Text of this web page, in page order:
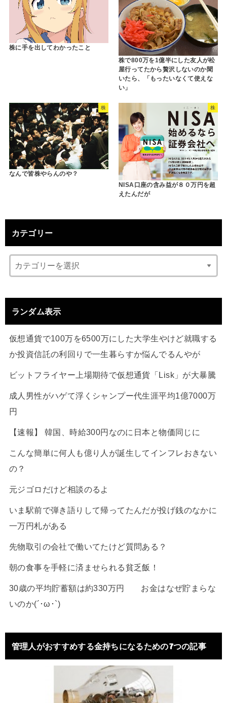
株に手を出してわかったこと
株で800万を1億半にした友人が松
屋行ってたから贅沢しないのか聞
いたら、「もったいなくて使えな
い」
株
なんで皆株やらんのや？
株
NISA口座の含み益が８０万円を超
えたんだが
カテゴリー
ランダム表示
仮想通貨で100万を6500万にした大学生やけど就職する
か投資信託の利回りで一生暮らすか悩んでるんやが
ビットフライヤー上場期待で仮想通貨「Lisk」が大暴騰
成人男性がハゲて浮くシャンプー代生涯平均1億7000万
円
【速報】 韓国、時給300円なのに日本と物価同じに
こんな簡単に何人も億り人が誕生してインフレおきない
の？
元ジゴロだけど相談のるよ
いま駅前で弾き語りして帰ってたんだが投げ銭のなかに
一万円札がある
先物取引の会社で働いてたけど質問ある？
朝の食事を手軽に済ませられる貧乏飯！
30歳の平均貯蓄額は約330万円 お金はなぜ貯まらな
いのか(´･ω･`)
管理人がおすすめする金持ちになるための7つの記事